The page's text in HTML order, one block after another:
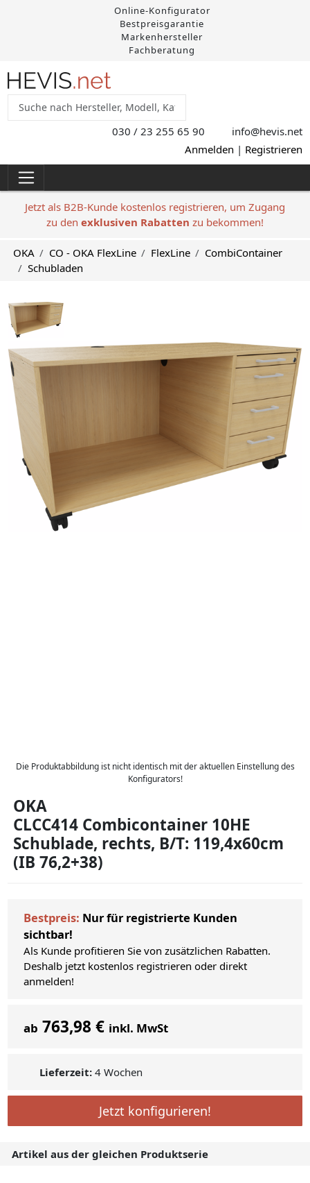
Online-Konfigurator
Bestpreisgarantie
Markenhersteller
Fachberatung
030 / 23 255 65 90 info@hevis.net
Anmelden | Registrieren
Jetzt als B2B-Kunde kostenlos registrieren, um Zugang
zu den exklusiven Rabatten zu bekommen!
OKA CO - OKA FlexLine FlexLine
CombiContainer
Schubladen
Die Produktabbildung ist nicht identisch mit der aktuellen Einstellung des
Konfigurators!
OKA
CLCC414 Combicontainer 10HE
Schublade, rechts, B/T: 119,4x60cm
(IB 76,2+38)
Bestpreis: Nur für registrierte Kunden
sichtbar!
Als Kunde profitieren Sie von zusätzlichen Rabatten.
Deshalb jetzt kostenlos registrieren oder direkt
anmelden!
ab 763,98 € inkl. MwSt
Lieferzeit: 4 Wochen
Jetzt konfigurieren!
Artikel aus der gleichen Produktserie